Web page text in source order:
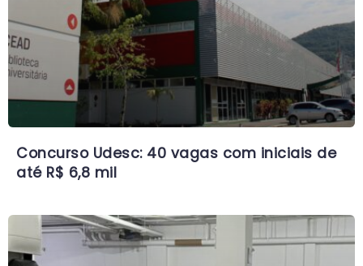
Concurso Udesc: 40 vagas com iniciais de
até R$ 6,8 mil